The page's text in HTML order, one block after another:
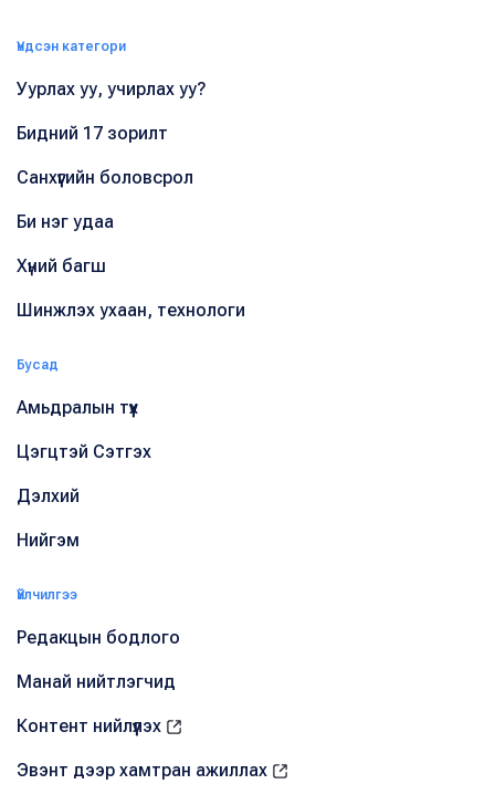
Үндсэн категори
Уурлах уу, учирлах уу?
Бидний 17 зорилт
Санхүүгийн боловсрол
Би нэг удаа
Хүний багш
Шинжлэх ухаан, технологи
Бусад
Амьдралын түүх
Цэгцтэй Сэтгэх
Дэлхий
Нийгэм
Үйлчилгээ
Редакцын бодлого
Манай нийтлэгчид
Контент нийлүүлэх
Эвэнт дээр хамтран ажиллах